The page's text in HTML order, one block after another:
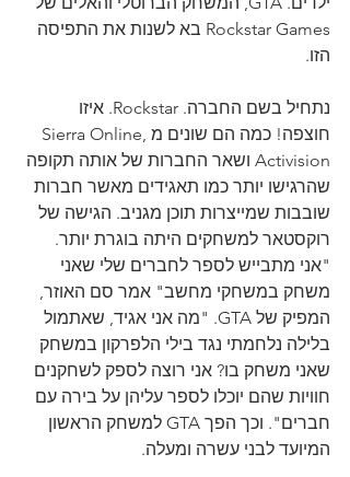
Rockstar Games בא לשנות את התפיסה
הזו.
נתחיל בשם החברה. Rockstar. איזו
חוצפה! כמה הם שונים מSierra Online,
Activision ושאר החברות של אותה תקופה
שהרגישו יותר כמו תאגידים מאשר חברות
שובבות שמייצרות תוכן מגניב. הגישה של
רוקסטאר למשחקים היתה בוגרת יותר.
"אני מתבייש לספר לחברים שלי שאני
משחק במשחקי מחשב" אמר סם האוזר,
המפיק של GTA. "מה אני אגיד, שאתמול
בלילה נלחמתי נגד בילי הלפרקון במשחק
שאני משחק בו? אני רוצה לספק לשחקנים
חוויות שהם יוכלו לספר עליהן על בירה עם
חברים". וכך הפך GTA למשחק הראשון
המיועד לבני עשרה ומעלה.